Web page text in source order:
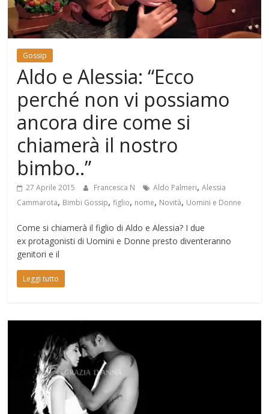
Mondo
Gossip
Aldo e Alessia: “Ecco
perché non vi possiamo
ancora dire come si
chiamerà il nostro
bimbo..”
27 Aprile 2015 Francesca N Aldo Palmeri,Alessia
Cammarota, Bimbi Gossip,figlio, nome, Novità, Uomini e Donne
Come si chiamerà il figlio di Aldo e Alessia? I due
ex protagonisti di Uomini e Donne presto diventeranno
genitori e il
Leggi tutto